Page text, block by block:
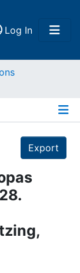
Log In(current)
Export